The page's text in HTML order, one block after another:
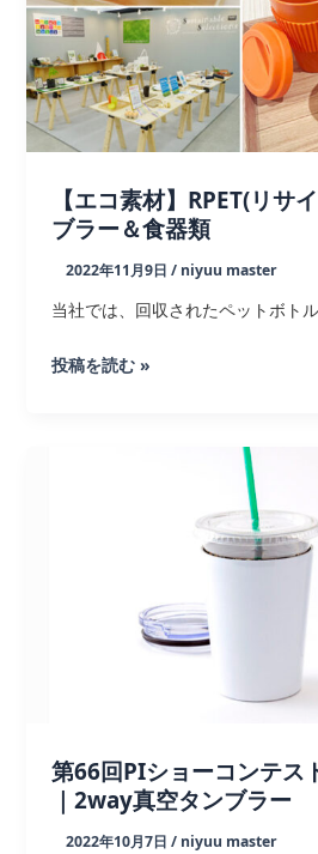
通
業
界
誌
に
ア
ー
エ
ン
ェ
【エコ素材】RPET(リサ
ブラー＆食器類
2022年11月9日 / niyuu master
当社では、回収されたペットボト
【エ
ラ
ー
＆
投稿を読む »
第66回PIショーコンテス
｜2way真空タンブラー
2022年10月7日 / niyuu master